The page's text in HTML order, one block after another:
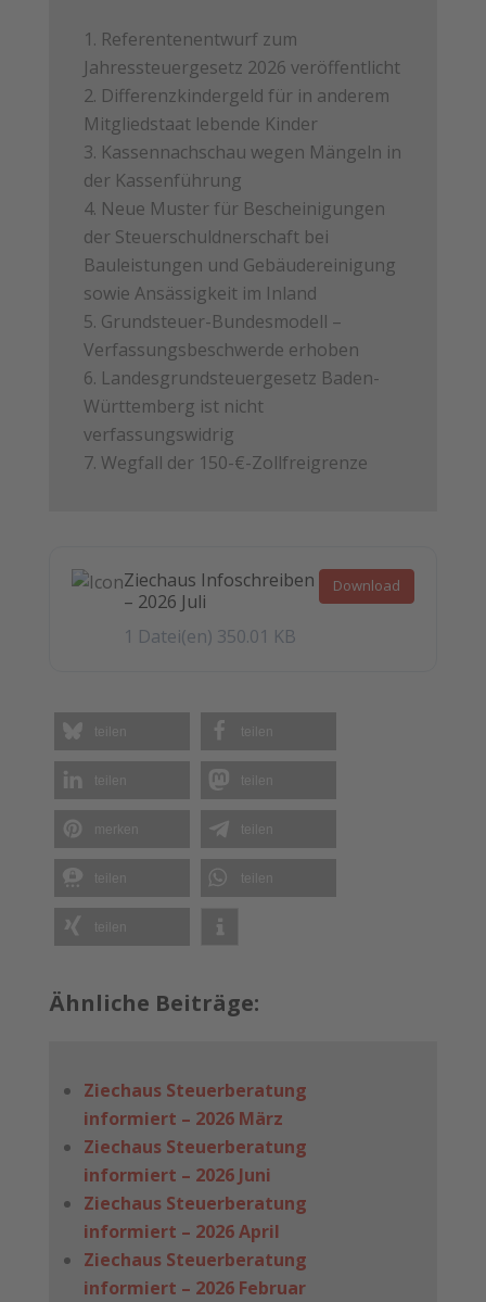
Referentenentwurf zum
Jahressteuergesetz 2026 veröffentlicht
Differenzkindergeld für in anderem
Mitgliedstaat lebende Kinder
Kassennachschau wegen Mängeln in
der Kassenführung
Neue Muster für Bescheinigungen
der Steuerschuldnerschaft bei
Bauleistungen und Gebäudereinigung
sowie Ansässigkeit im Inland
Grundsteuer-Bundesmodell –
Verfassungsbeschwerde erhoben
Landesgrundsteuergesetz Baden-
Württemberg ist nicht
verfassungswidrig
Wegfall der 150-€-Zollfreigrenze
Ziechaus Infoschreiben
– 2026 Juli
1 Datei(en) 350.01 KB
Download
teilen teilen
teilen teilen
teilen
teilen teilen
teilen
Ähnliche Beiträge:
Ziechaus Steuerberatung
informiert – 2026 März
Ziechaus Steuerberatung
informiert – 2026 Juni
Ziechaus Steuerberatung
informiert – 2026 April
Ziechaus Steuerberatung
informiert – 2026 Februar